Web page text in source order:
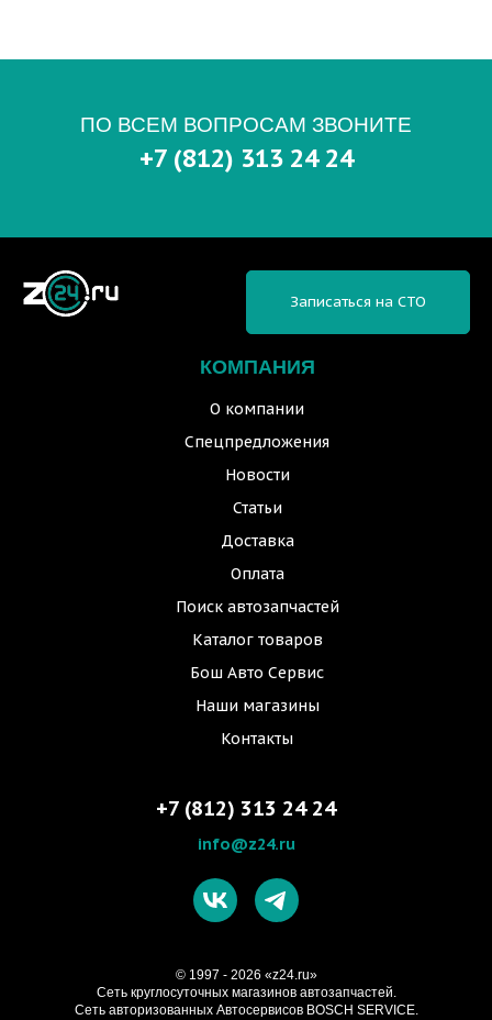
ПО ВСЕМ ВОПРОСАМ ЗВОНИТЕ
+7 (812) 313 24 24
КОМПАНИЯ
О компании
Спецпредложения
Новости
Статьи
Доставка
Оплата
Поиск автозапчастей
Каталог товаров
Бош Авто Сервис
Наши магазины
Контакты
Записаться на СТО
+7 (812) 313 24 24
info@z24.ru
© 1997 - 2026 «z24.ru»
Cеть круглосуточных магазинов автозапчастей.
Сеть авторизованных Автосервисов BOSCH SERVICE.